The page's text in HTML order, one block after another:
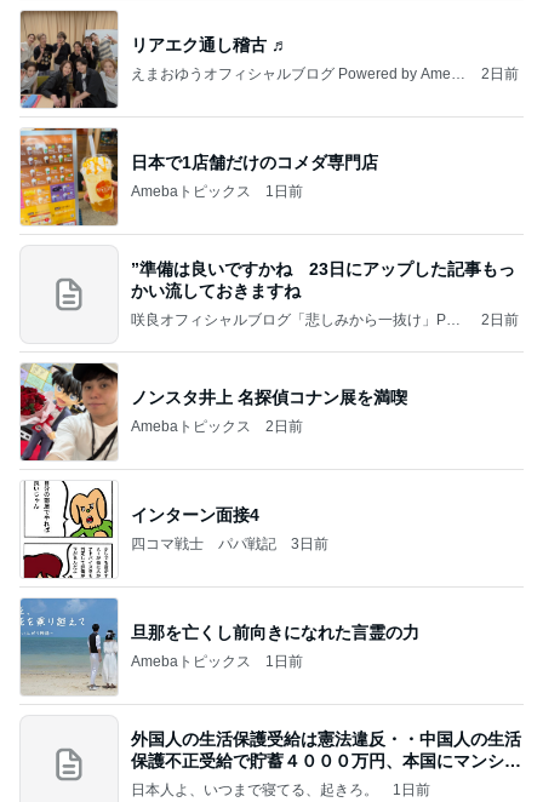
リアエク通し稽古 ♬
えまおゆうオフィシャルブログ Powered by Ameb
2日前
日本で1店舗だけのコメダ専門店
Amebaトピックス 1日前
”準備は良いですかね 23日にアップした記事もっ
かい流しておきますね
咲良オフィシャルブログ「悲しみから一抜け」Pow
2日前
ノンスタ井上 名探偵コナン展を満喫
Amebaトピックス 2日前
インターン面接4
四コマ戦士 パパ戦記 3日前
旦那を亡くし前向きになれた言霊の力
Amebaトピックス 1日前
外国人の生活保護受給は憲法違反・・中国人の生活
保護不正受給で貯蓄４０００万円、本国にマンショ
ンを
日本人よ、いつまで寝てる、起きろ。 1日前